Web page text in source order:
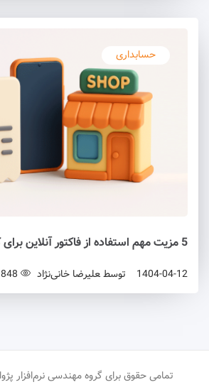
حسابداری
1404-04-12 توسط علیرضا خانی‌نژاد
تمامی حقوق برای گروه مهندسی نرم‌افزار